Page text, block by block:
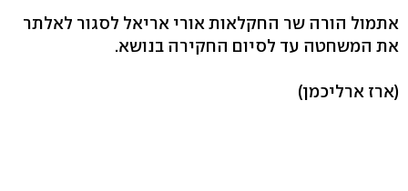
אתמול הורה שר החקלאות אורי אריאל לסגור לאלתר
את המשחטה עד לסיום החקירה בנושא.
(ארז ארליכמן)